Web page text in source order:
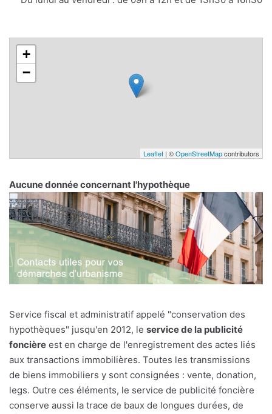
+
−
Leaflet | ©OpenStreetMapcontributors
Aucune donnée concernant l'hypothèque
Service fiscal et administratif appelé "conservation des
hypothèques" jusqu'en 2012, le service de la publicité
foncière est en charge de l'enregistrement des actes liés
aux transactions immobilières. Toutes les transmissions
de biens immobiliers y sont consignées : vente, donation,
legs. Outre ces éléments, le service de publicité foncière
conserve aussi la trace de baux de longues durées, de